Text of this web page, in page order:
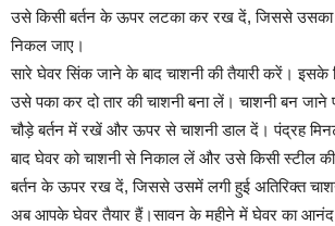
उसे किसी बर्तन के ऊपर लटका कर रख दें, जिससे उसका
निकल जाए।
सारे घेवर सिंक जाने के बाद चाशनी की तैयारी करें। इसके
उसे पका कर दो तार की चाशनी बना लें। चाशनी बन जाने
चौड़े बर्तन में रखें और ऊपर से चाशनी डाल दें। पंद्रह
बाद घेवर को चाशनी से निकाल लें और उसे किसी स्टील
बर्तन के ऊपर रख दें, जिससे उसमें लगी हुई अतिरिक्त
अब आपके घेवर तैयार हैं।सावन के महीने में घेवर का आनंद